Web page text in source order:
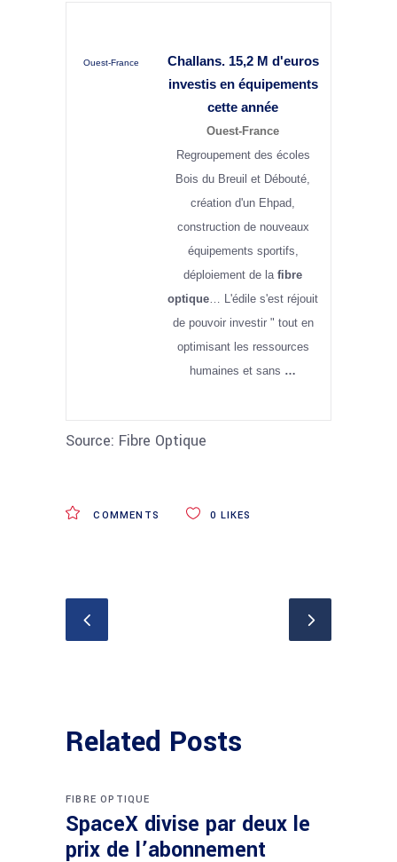
Ouest-France
Challans. 15,2 M d'euros
investis en équipements
cette année
Ouest-France
Regroupement des écoles
Bois du Breuil et Débouté,
création d'un Ehpad,
construction de nouveaux
équipements sportifs,
déploiement de la fibre
optique… L'édile s'est réjouit
de pouvoir investir " tout en
optimisant les ressources
humaines et sans …
Source: Fibre Optique
COMMENTS 0 LIKES
Related Posts
FIBRE OPTIQUE
SpaceX divise par deux le
prix de l’abonnement